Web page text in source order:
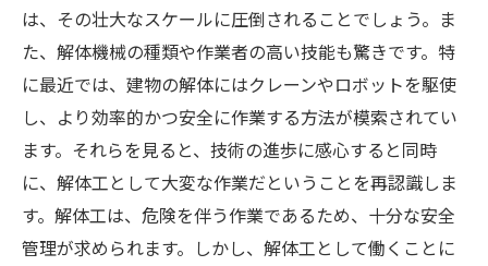
は、その壮大なスケールに圧倒されることでしょう。ま
た、解体機械の種類や作業者の高い技能も驚きです。特
に最近では、建物の解体にはクレーンやロボットを駆使
し、より効率的かつ安全に作業する方法が模索されてい
ます。それらを見ると、技術の進歩に感心すると同時
に、解体工として大変な作業だということを再認識しま
す。解体工は、危険を伴う作業であるため、十分な安全
管理が求められます。しかし、解体工として働くことに